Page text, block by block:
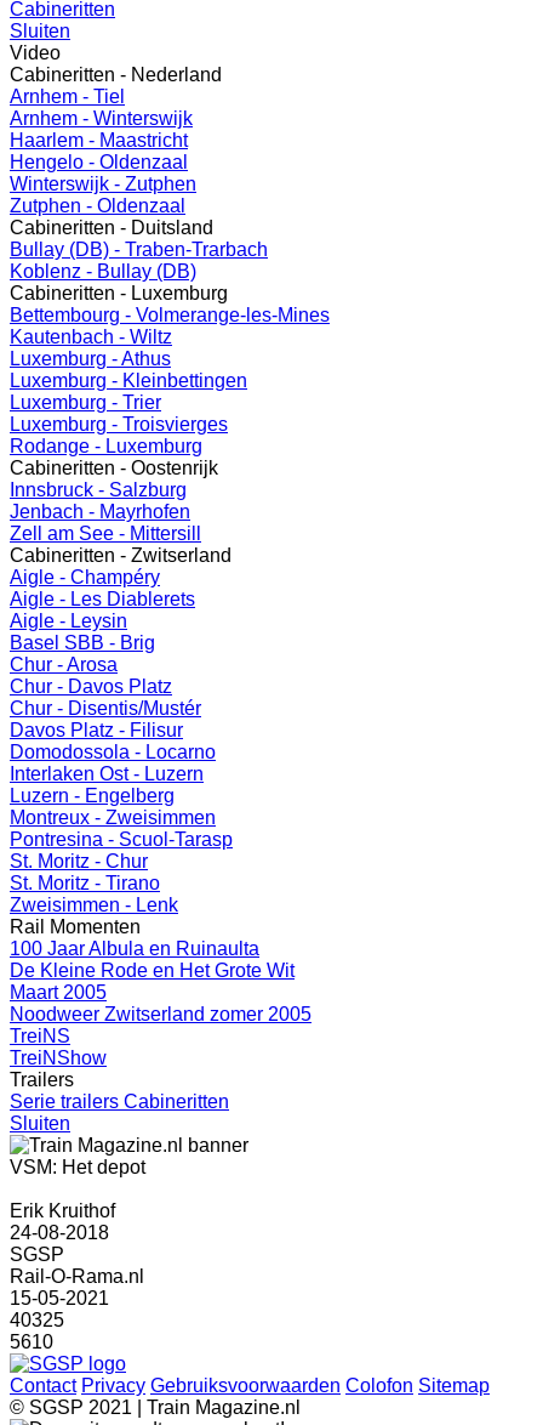
Cabineritten
Sluiten
Video
Cabineritten - Nederland
Arnhem - Tiel
Arnhem - Winterswijk
Haarlem - Maastricht
Hengelo - Oldenzaal
Winterswijk - Zutphen
Zutphen - Oldenzaal
Cabineritten - Duitsland
Bullay (DB) - Traben-Trarbach
Koblenz - Bullay (DB)
Cabineritten - Luxemburg
Bettembourg - Volmerange-les-Mines
Kautenbach - Wiltz
Luxemburg - Athus
Luxemburg - Kleinbettingen
Luxemburg - Trier
Luxemburg - Troisvierges
Rodange - Luxemburg
Cabineritten - Oostenrijk
Innsbruck - Salzburg
Jenbach - Mayrhofen
Zell am See - Mittersill
Cabineritten - Zwitserland
Aigle - Champéry
Aigle - Les Diablerets
Aigle - Leysin
Basel SBB - Brig
Chur - Arosa
Chur - Davos Platz
Chur - Disentis/Mustér
Davos Platz - Filisur
Domodossola - Locarno
Interlaken Ost - Luzern
Luzern - Engelberg
Montreux - Zweisimmen
Pontresina - Scuol-Tarasp
St. Moritz - Chur
St. Moritz - Tirano
Zweisimmen - Lenk
Rail Momenten
100 Jaar Albula en Ruinaulta
De Kleine Rode en Het Grote Wit
Maart 2005
Noodweer Zwitserland zomer 2005
TreiNS
TreiNShow
Trailers
Serie trailers Cabineritten
Sluiten
VSM: Het depot
Erik Kruithof
24-08-2018
SGSP
Rail-O-Rama.nl
15-05-2021
40325
5610
Contact Privacy Gebruiksvoorwaarden Colofon Sitemap
© SGSP 2021 | Train Magazine.nl